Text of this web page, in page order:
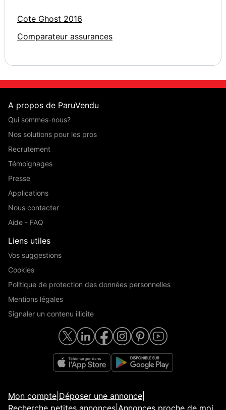
Cote Ghost 2016
Comparateur assurances
A propos de ParuVendu
Qui sommes-nous?
Nos solutions pour les pros
Recrutement
Témoignages
Presse
Applications
Nous contacter
Aide - FAQ
Liens utiles
Vos suggestions
Cookies
Politique de protection des données personnelles
Mentions légales
Signaler un contenu illicite
Mon compte Déposer une annonce
Recherche petites annonces Annonces proche de moi